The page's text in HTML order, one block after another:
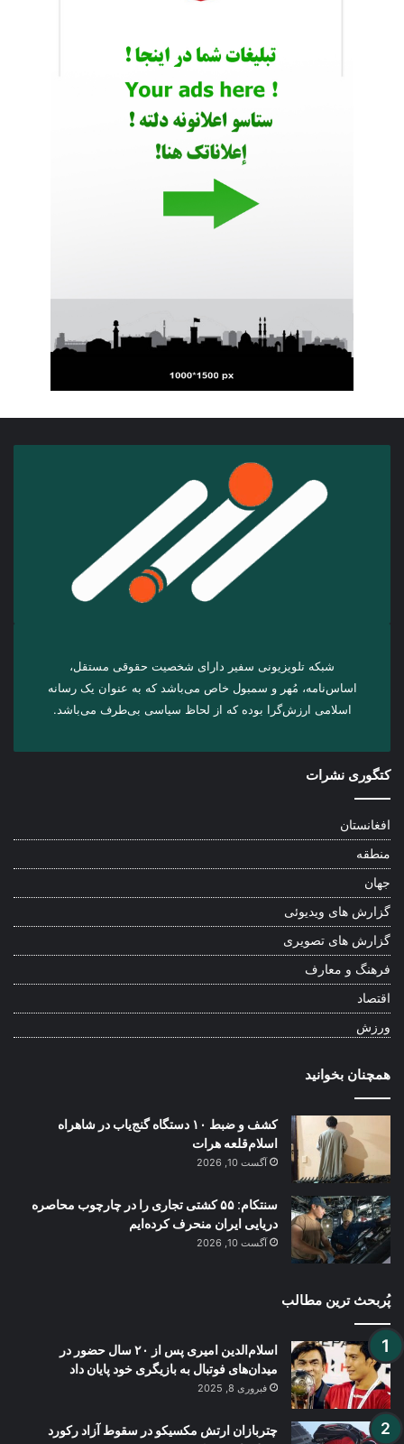
شبکه تلویزیونی سفیر دارای شخصیت حقوقی مستقل،
اساس‌نامه، مُهر و سمبول خاص می‌باشد که به عنوان یک رسانه
اسلامی ارزش‌گرا بوده که از لحاظ سیاسی بی‌طرف می‌باشد.
کتگوری نشرات
افغانستان
منطقه
جهان
گزارش های ویدیوئی
گزارش های تصویری
فرهنگ و معارف
اقتصاد
ورزش
همچنان بخوانید
کشف و ضبط ۱۰ دستگاه گنج‌یاب در شاهراه
اسلام‌قلعه هرات
آگست 10, 2026
سنتکام: ۵۵ کشتی تجاری را در چارچوب محاصره
دریایی ایران منحرف کرده‌ایم
آگست 10, 2026
پُربحث ترین مطالب
اسلام‌الدین امیری پس از ۲۰ سال حضور در
میدان‌های فوتبال به بازیگری خود پایان داد
فبروری 8, 2025
چتربازان ارتش مکسیکو در سقوط آزاد رکورد